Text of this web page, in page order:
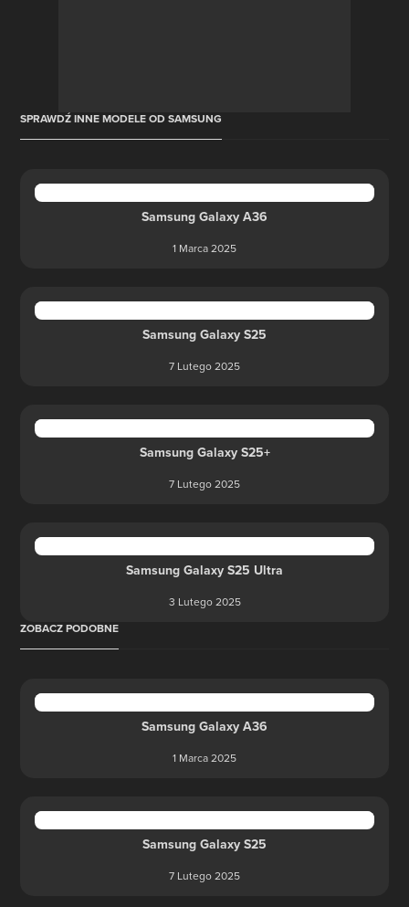
SPRAWDŹ INNE MODELE OD SAMSUNG
Samsung Galaxy A36
1 Marca 2025
Samsung Galaxy S25
7 Lutego 2025
Samsung Galaxy S25+
7 Lutego 2025
Samsung Galaxy S25 Ultra
3 Lutego 2025
ZOBACZ PODOBNE
Samsung Galaxy A36
1 Marca 2025
Samsung Galaxy S25
7 Lutego 2025